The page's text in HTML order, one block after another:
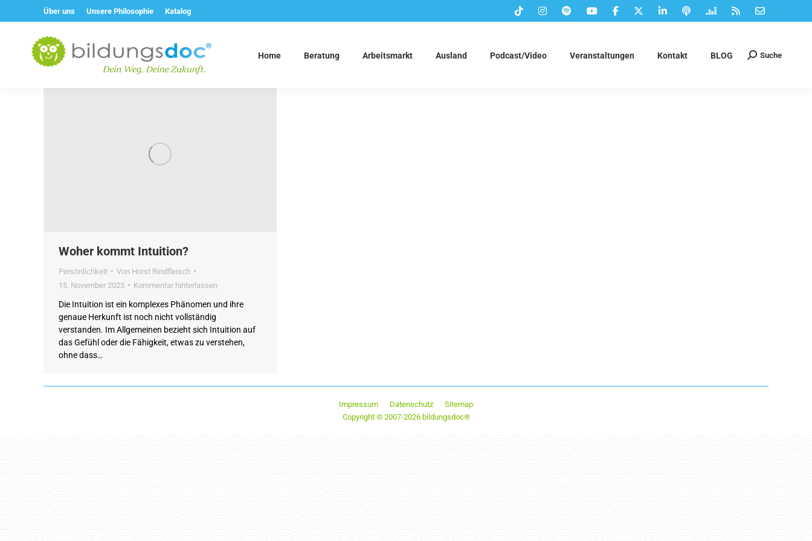
Über uns Unsere Philosophie Katalog
Home Beratung Arbeitsmarkt Ausland Podcast/Video Veranstaltungen Kontakt BLOG Suchen:
Suche
Woher kommt Intuition?
Persönlichkeit Von Horst Rindfleisch
15. November 2025
Kommentar hinterlassen
Die Intuition ist ein komplexes Phänomen und ihre
genaue Herkunft ist noch nicht vollständig
verstanden. Im Allgemeinen bezieht sich Intuition auf
das Gefühl oder die Fähigkeit, etwas zu verstehen,
ohne dass…
Impressum Datenschutz
Sitemap
Copyright © 2007-2026 bildungsdoc®